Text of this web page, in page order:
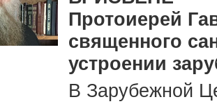
Протоиерей
священного
устроении
В Зарубежной